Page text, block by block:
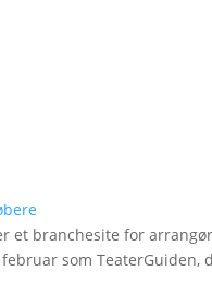
et branchesite for
som